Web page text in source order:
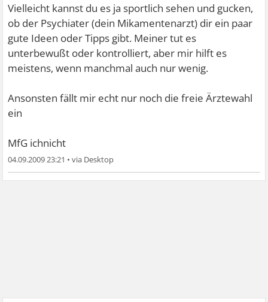
Vielleicht kannst du es ja sportlich sehen und gucken,
ob der Psychiater (dein Mikamentenarzt) dir ein paar
gute Ideen oder Tipps gibt. Meiner tut es
unterbewußt oder kontrolliert, aber mir hilft es
meistens, wenn manchmal auch nur wenig.
Ansonsten fällt mir echt nur noch die freie Ärztewahl
ein
MfG ichnicht
04.09.2009 23:21 •